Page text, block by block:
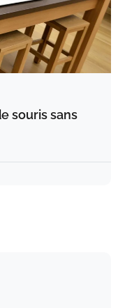
souris sans